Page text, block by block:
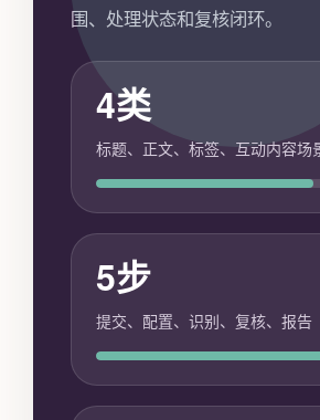
围、处理状态和复核闭环。
4类
标题、正文、标签、互动内容场
5步
提交、配置、识别、复核、报告